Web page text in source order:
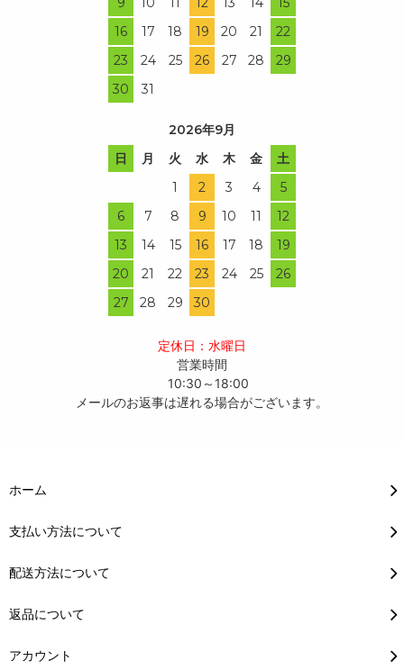
16
17 18 19 20 21
22
23
24 25 26 27 28
29
30
31
2026年9月
日
月 火 水 木 金
土
1
2 3 4
5
6
7 8 9 10 11
12
13
14 15 16 17 18
19
20
21 22 23 24 25
26
27
28 29 30
定休日：水曜日
営業時間
10:30～18:00
メールのお返事は遅れる場合がございます。
ホーム
支払い方法について
配送方法について
返品について
アカウント